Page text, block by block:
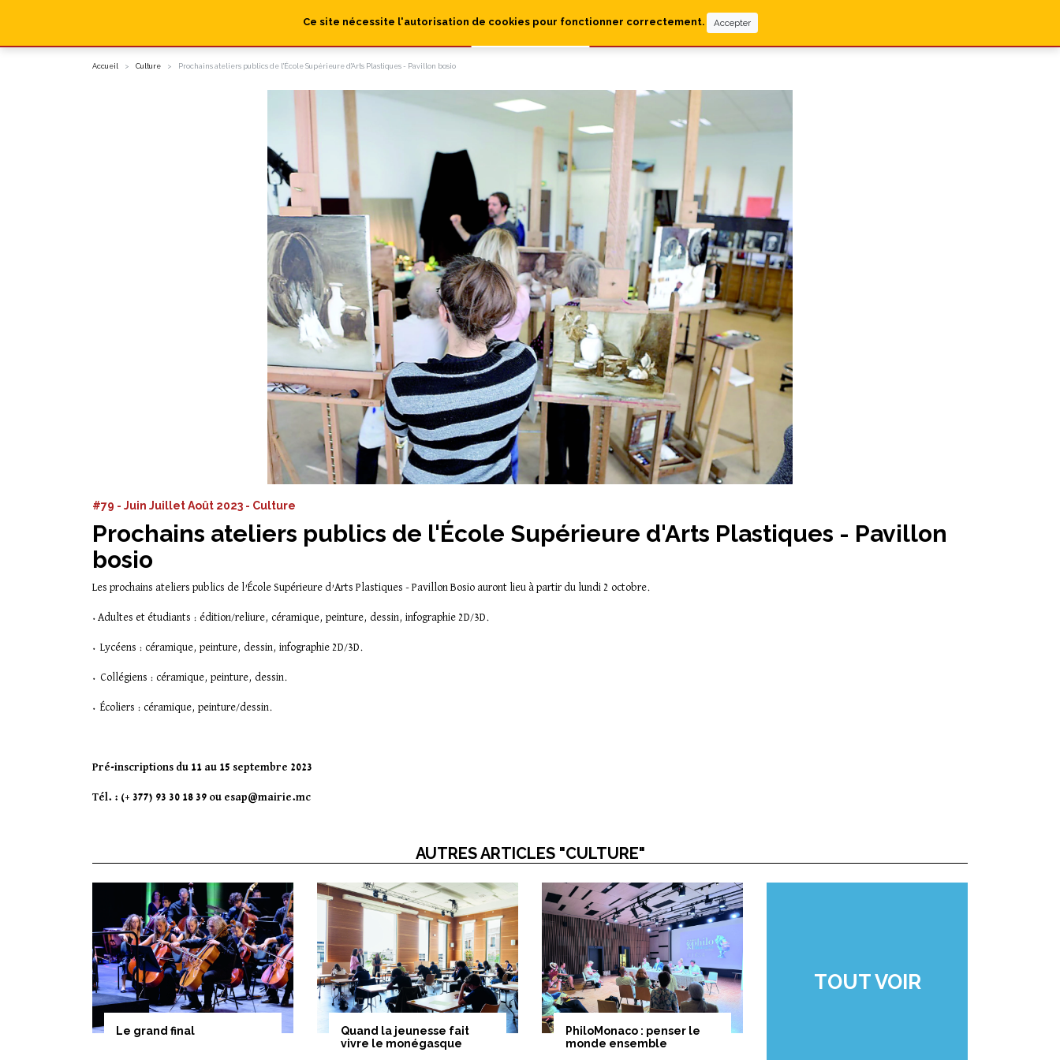
Accueil Culture Prochains ateliers publics de l'École Supérieure d'Arts Plastiques - Pavillon bosio
#79 - Juin Juillet Août 2023 - Culture
Prochains ateliers publics de l'École Supérieure d'Arts Plastiques - Pavillon
bosio
Les prochains ateliers publics de l’École Supérieure d’Arts Plastiques - Pavillon Bosio auront lieu à partir du lundi 2 octobre.
• Adultes et étudiants : édition/reliure, céramique, peinture, dessin, infographie 2D/3D.
• Lycéens : céramique, peinture, dessin, infographie 2D/3D.
• Collégiens : céramique, peinture, dessin.
• Écoliers : céramique, peinture/dessin.
Pré-inscriptions du 11 au 15 septembre 2023
Tél. : (+ 377) 93 30 18 39 ou esap@mairie.mc
AUTRES ARTICLES "CULTURE"
Le grand final
Quand la jeunesse fait
vivre le monégasque
PhiloMonaco : penser le
monde ensemble
TOUT VOIR
Ce site nécessite l'autorisation de cookies pour fonctionner correctement. Accepter